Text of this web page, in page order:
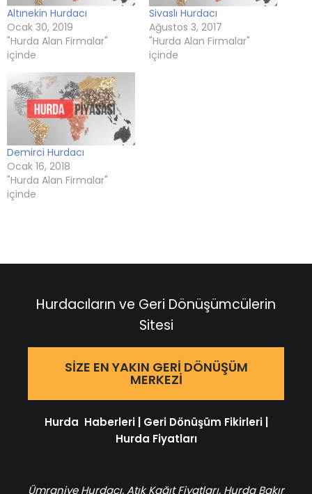
Altınekin Hurdacı
Ocak 30, 2019
"Hurda Alan Firmalar"
içinde
Sivaslı Hurdacı
Ağustos 3, 2017
"Hurda Alan Firmalar"
içinde
Demirci Hurdacı
Ocak 16, 2018
"Hurda Alan Firmalar"
içinde
Hurdacıların ve Geri Dönüşümcülerin
Sitesi
SIZE EN YAKIN GERI DÖNÜŞÜM
MERKEZI
Hurda Haberleri| Geri Dönüşüm Fikirleri|
Hurda Fiyatları
Ümraniye Hurdacı,Atık Kağıt Fiyatları, Hurda Bakır